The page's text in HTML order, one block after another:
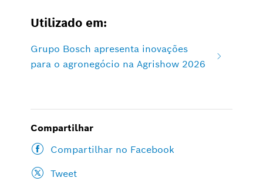
Utilizado em:
Grupo Bosch apresenta inovações
para o agronegócio na Agrishow 2026
Compartilhar
Compartilhar no Facebook
Tweet